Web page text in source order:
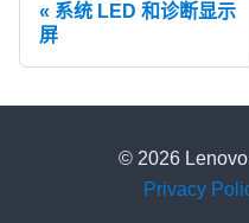
系统 LED 和诊断显示
屏
© 2026
Privacy